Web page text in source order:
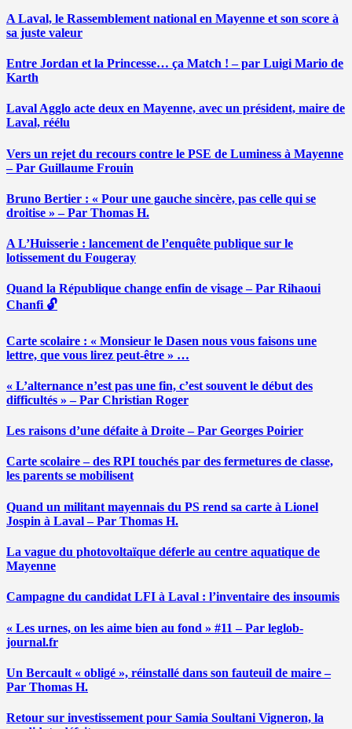
A Laval, le Rassemblement national en Mayenne et son score à
sa juste valeur
Entre Jordan et la Princesse… ça Match ! – par Luigi Mario de
Karth
Laval Agglo acte deux en Mayenne, avec un président, maire de
Laval, réélu
Vers un rejet du recours contre le PSE de Luminess à Mayenne
– Par Guillaume Frouin
Bruno Bertier : « Pour une gauche sincère, pas celle qui se
droitise » – Par Thomas H.
A L’Huisserie : lancement de l’enquête publique sur le
lotissement du Fougeray
Quand la République change enfin de visage – Par Rihaoui
Chanfi 🔓
Carte scolaire : « Monsieur le Dasen nous vous faisons une
lettre, que vous lirez peut-être » …
« L’alternance n’est pas une fin, c’est souvent le début des
difficultés » – Par Christian Roger
Les raisons d’une défaite à Droite – Par Georges Poirier
Carte scolaire – des RPI touchés par des fermetures de classe,
les parents se mobilisent
Quand un militant mayennais du PS rend sa carte à Lionel
Jospin à Laval – Par Thomas H.
La vague du photovoltaïque déferle au centre aquatique de
Mayenne
Campagne du candidat LFI à Laval : l’inventaire des insoumis
« Les urnes, on les aime bien au fond » #11 – Par leglob-
journal.fr
Un Bercault « obligé », réinstallé dans son fauteuil de maire –
Par Thomas H.
Retour sur investissement pour Samia Soultani Vigneron, la